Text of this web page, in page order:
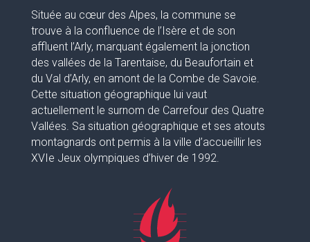
Située au cœur des Alpes, la commune se
trouve à la confluence de l’Isère et de son
affluent l’Arly, marquant également la jonction
des vallées de la Tarentaise, du Beaufortain et
du Val d’Arly, en amont de la Combe de Savoie.
Cette situation géographique lui vaut
actuellement le surnom de Carrefour des Quatre
Vallées. Sa situation géographique et ses atouts
montagnards ont permis à la ville d’accueillir les
XVIe Jeux olympiques d’hiver de 1992.